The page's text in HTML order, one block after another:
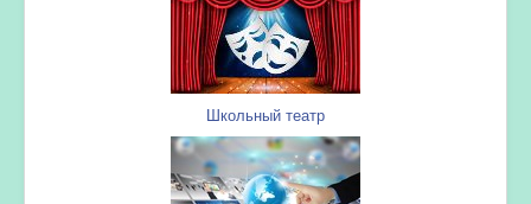
Школьный театр